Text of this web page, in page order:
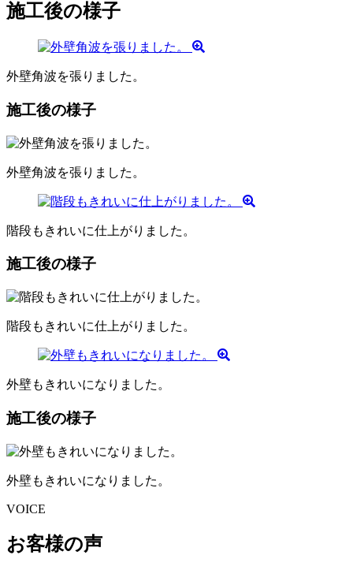
施工後の様子
外壁角波を張りました。
施工後の様子
外壁角波を張りました。
階段もきれいに仕上がりました。
施工後の様子
階段もきれいに仕上がりました。
外壁もきれいになりました。
施工後の様子
外壁もきれいになりました。
VOICE
お客様の声